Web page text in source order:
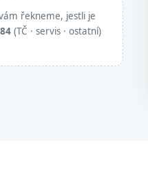
řekneme, jestli je
(TČ · servis · ostatní)